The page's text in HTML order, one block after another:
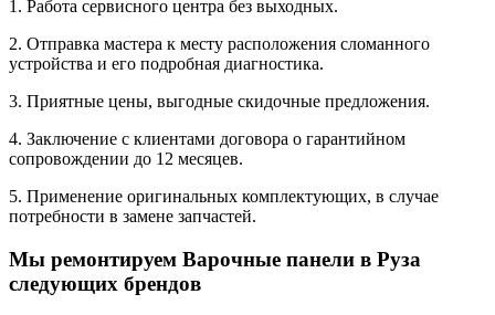
1. Работа сервисного центра без выходных.
2. Отправка мастера к месту расположения сломанного
устройства и его подробная диагностика.
3. Приятные цены, выгодные скидочные предложения.
4. Заключение с клиентами договора о гарантийном
сопровождении до 12 месяцев.
5. Применение оригинальных комплектующих, в случае
потребности в замене запчастей.
Мы ремонтируем Варочные панели в Руза
следующих брендов